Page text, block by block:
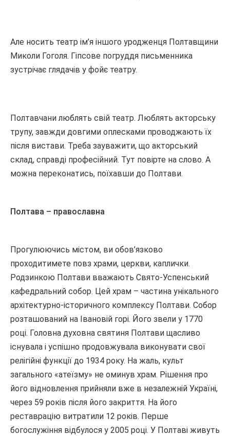
Але носить театр ім’я іншого уродженця Полтавщини
Миколи Гоголя. Гіпсове погруддя письменника
зустрічає глядачів у фойє театру.
Полтавчани люблять свій театр. Люблять акторську
трупу, завжди довгими оплесками проводжають їх
після вистави. Треба зауважити, що акторський
склад, справді професійний. Тут повірте на слово. А
можна переконатись, поїхавши до Полтави.
Полтава – православна
Прогулюючись містом, ви обов’язково
проходитимете повз храми, церкви, каплички.
Родзинкою Полтави вважають Свято-Успенський
кафедральний собор. Цей храм – частина унікального
архітектурно-історичного комплексу Полтави. Собор
розташований на Івановій горі. Його звели у 1770
році. Головна духовна святиня Полтави щасливо
існувала і успішно продовжувала виконувати свої
релігійні функції до 1934 року. На жаль, культ
загального «атеїзму» не оминув храм. Рішення про
його відновлення прийняли вже в незалежній Україні,
через 59 років після його закриття. На його
реставрацію витратили 12 років. Перше
богослужіння відбулося у 2005 році. У Полтаві живуть